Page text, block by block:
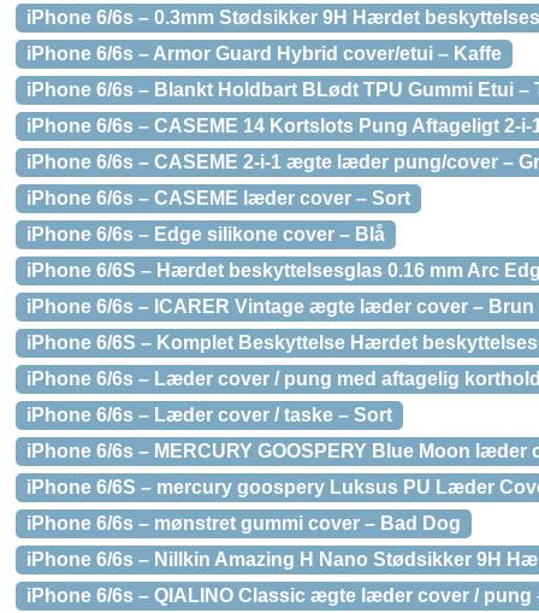
iPhone 6/6s – 0.3mm Stødsikker 9H Hærdet
iPhone 6/6s – Armor Guard Hybrid cover/etui – Kaffe
iPhone 6/6s – Blankt Holdbart BLødt TPU Gummi Etui –
iPhone 6/6s – CASEME 14 Kortslots Pung Aftageligt
iPhone 6/6s – CASEME 2-i-1 ægte læder pung/cover –
iPhone 6/6s – CASEME læder cover – Sort
iPhone 6/6s – Edge silikone cover – Blå
iPhone 6/6S – Hærdet beskyttelsesglas 0.16 mm Arc
iPhone 6/6s – ICARER Vintage ægte læder cover – Brun
iPhone 6/6S – Komplet Beskyttelse Hærdet
iPhone 6/6s – Læder cover / pung med aftagelig
iPhone 6/6s – Læder cover / taske – Sort
iPhone 6/6s – MERCURY GOOSPERY Blue Moon læder
iPhone 6/6S – mercury goospery Luksus PU Læder
iPhone 6/6s – mønstret gummi cover – Bad Dog
iPhone 6/6s – Nillkin Amazing H Nano Stødsikker 9H
iPhone 6/6s – QIALINO Classic ægte læder cover / pung